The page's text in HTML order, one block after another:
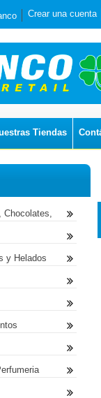
Crear una cuenta
Tiendas
Chocolates,
y Helados